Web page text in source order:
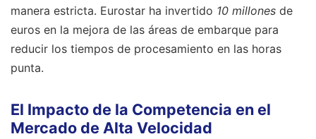
manera estricta. Eurostar ha invertido 10 millones de
euros en la mejora de las áreas de embarque para
reducir los tiempos de procesamiento en las horas
punta.
El Impacto de la Competencia en el
Mercado de Alta Velocidad